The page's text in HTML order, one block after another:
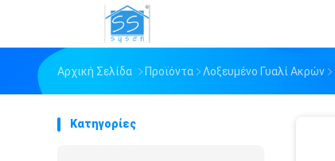
Αρχική Σελίδα Προϊόντα Λοξευμένο Γυαλί Ακρών
Κατηγορίες